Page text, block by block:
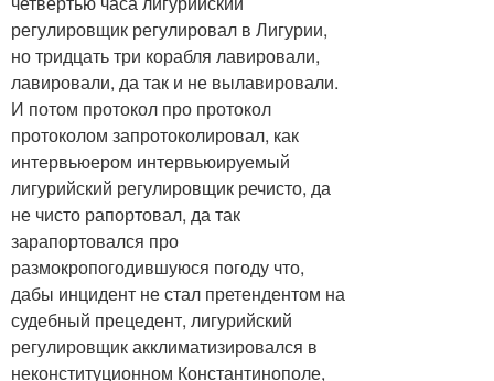
регулировщик регулировал в Лигурии,
но тридцать три корабля лавировали,
лавировали, да так и не вылавировали.
И потом протокол про протокол
протоколом запротоколировал, как
интервьюером интервьюируемый
лигурийский регулировщик речисто, да
не чисто рапортовал, да так
зарапортовался про
размокропогодившуюся погоду что,
дабы инцидент не стал претендентом на
судебный прецедент, лигурийский
регулировщик акклиматизировался в
неконституционном Константинополе,